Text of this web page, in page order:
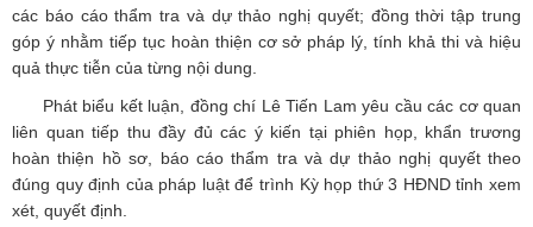
các báo cáo thẩm tra và dự thảo nghị quyết; đồng thời tập trung
góp ý nhằm tiếp tục hoàn thiện cơ sở pháp lý, tính khả thi và hiệu
quả thực tiễn của từng nội dung.
Phát biểu kết luận, đồng chí Lê Tiến Lam yêu cầu các cơ quan
liên quan tiếp thu đầy đủ các ý kiến tại phiên họp, khẩn trương
hoàn thiện hồ sơ, báo cáo thẩm tra và dự thảo nghị quyết theo
đúng quy định của pháp luật để trình Kỳ họp thứ 3 HĐND tỉnh xem
xét, quyết định.